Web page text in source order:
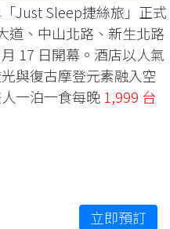
Just Sleep捷絲旅」正式
道、中山北路、新生北路
17 日開幕。酒店以人氣
與復古摩登元素融入空
一泊一食每晚 1,999 台
立即預訂